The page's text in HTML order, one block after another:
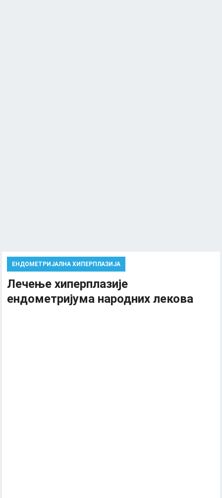
ЕНДОМЕТРИЈАЛНА ХИПЕРПЛАЗИЈА
Лечење хиперплазије
ендометријума народних лекова